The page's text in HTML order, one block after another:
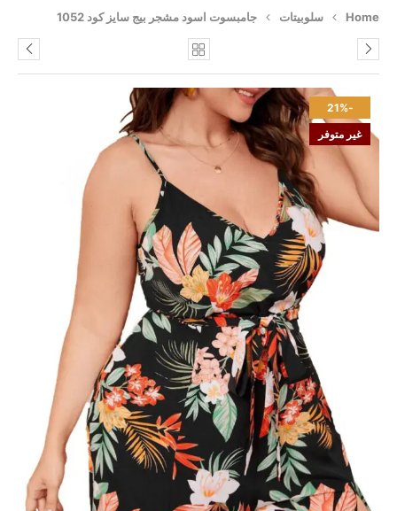
Home سلوبيتات جامبسوت اسود مشجر بيج سايز كود 1052
-21%
غير متوفر